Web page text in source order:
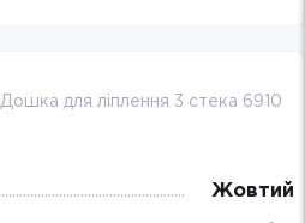
Дошка для ліплення 3 стека 6910
Жовтий